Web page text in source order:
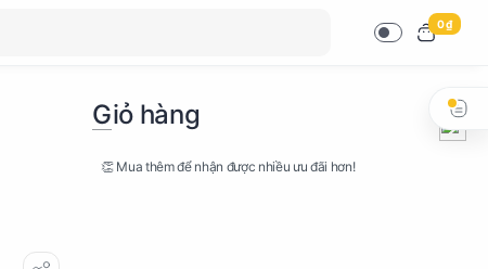
0 ₫
Giỏ hàng
👏 Mua thêm để nhận được nhiều ưu đãi hơn!